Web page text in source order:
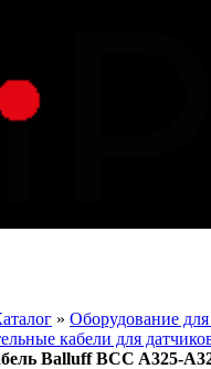
» Оборудование
кабели для
Balluff BCC A325-